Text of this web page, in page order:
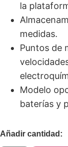
la
medidas.
Puntos de
Modelo
baterías y
Añadir cantidad: